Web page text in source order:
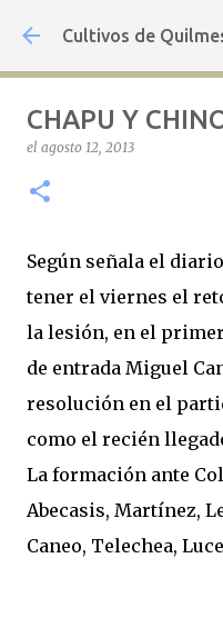
Ir al
Cultivos de
CHAPU Y
el agosto 12, 2013
Según señala el
tener el viernes el
la lesión, en el
de entrada Miguel
resolución en el
como el recién
La formación ante
Abecasis, Martínez,
Caneo, Telechea,